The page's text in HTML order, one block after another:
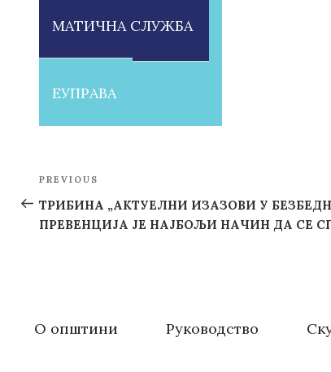
МАТИЧНА СЛУЖБА
ЕУПРАВА
Post
navigation
Previous
Post
PREVIOUS
TРИБИНА „АКТУЕЛНИ ИЗАЗОВИ У
ПРЕВЕНЦИЈА ЈЕ НАЈБОЉИ НАЧИН ДА СЕ
О општини Руководство